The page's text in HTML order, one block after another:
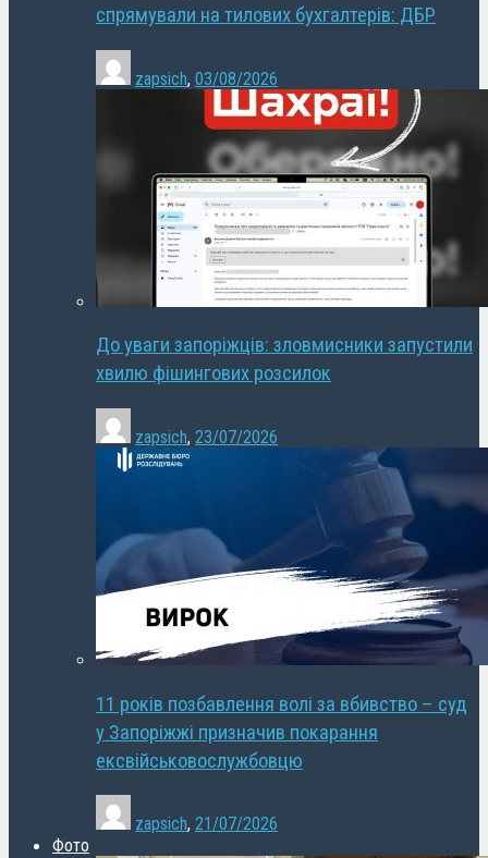
спрямували на тилових бухгалтерів: ДБР
zapsich, 03/08/2026
До уваги запоріжців: зловмисники запустили
хвилю фішингових розсилок
zapsich, 23/07/2026
11 років позбавлення волі за вбивство – суд
у Запоріжжі призначив покарання
ексвійськовослужбовцю
zapsich, 21/07/2026
Фото